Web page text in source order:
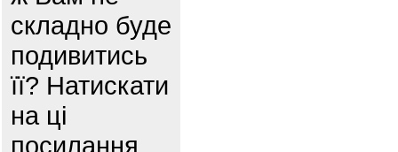
складно буде
подивитись
її? Натискати
на ці
посилання